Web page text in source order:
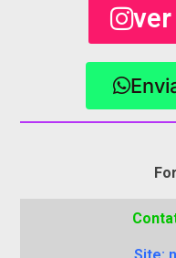
Site: